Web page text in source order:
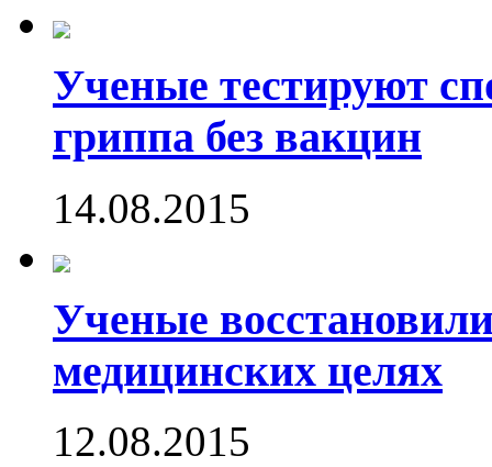
Ученые тестируют
гриппа без вакцин
14.08.2015
Ученые
медицинских целях
12.08.2015